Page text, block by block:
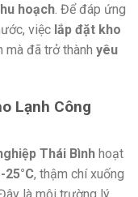
hoạch . Để đáp ứng
việc lắp đặt kho
mà đã trở thành yêu
Lạnh Công
Thái Bình hoạt
25°C, thậm chí xuống